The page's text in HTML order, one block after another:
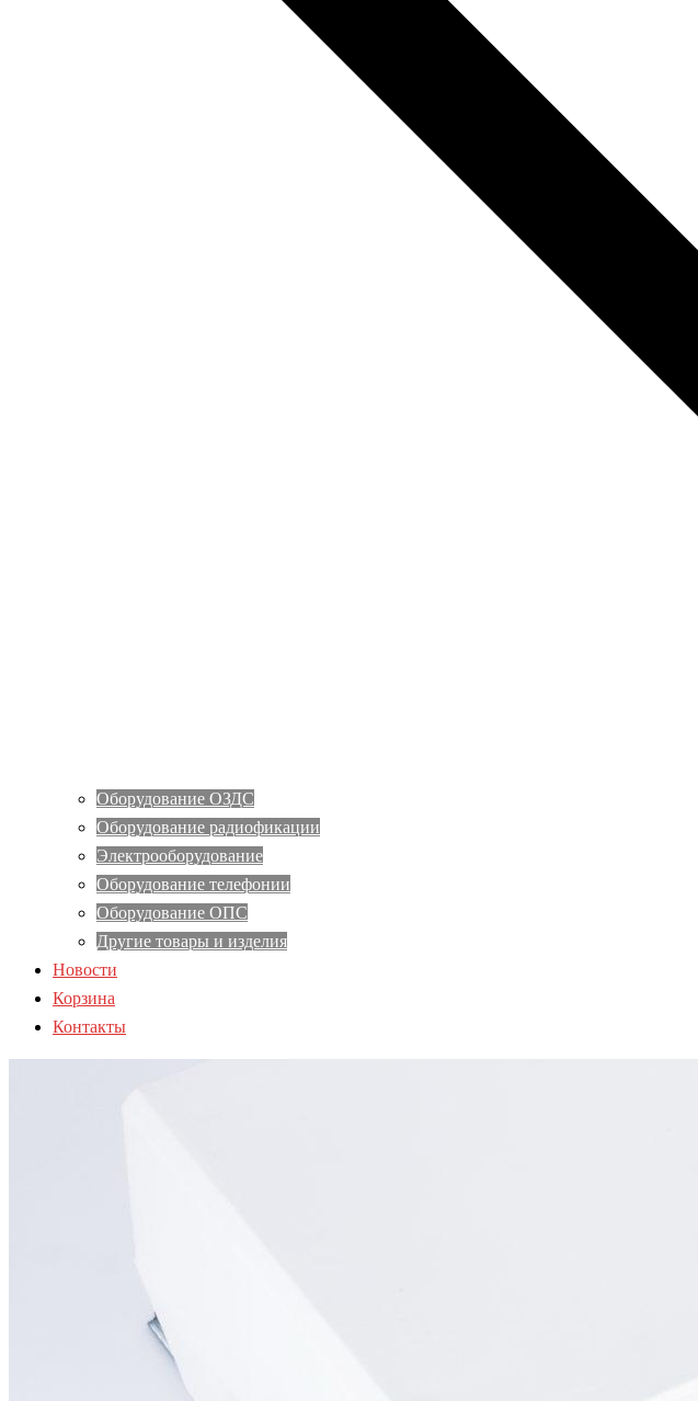
Оборудование ОЗДС
Оборудование радиофикации
Электрооборудование
Оборудование телефонии
Оборудование ОПС
Другие товары и изделия
Новости
Корзина
Контакты